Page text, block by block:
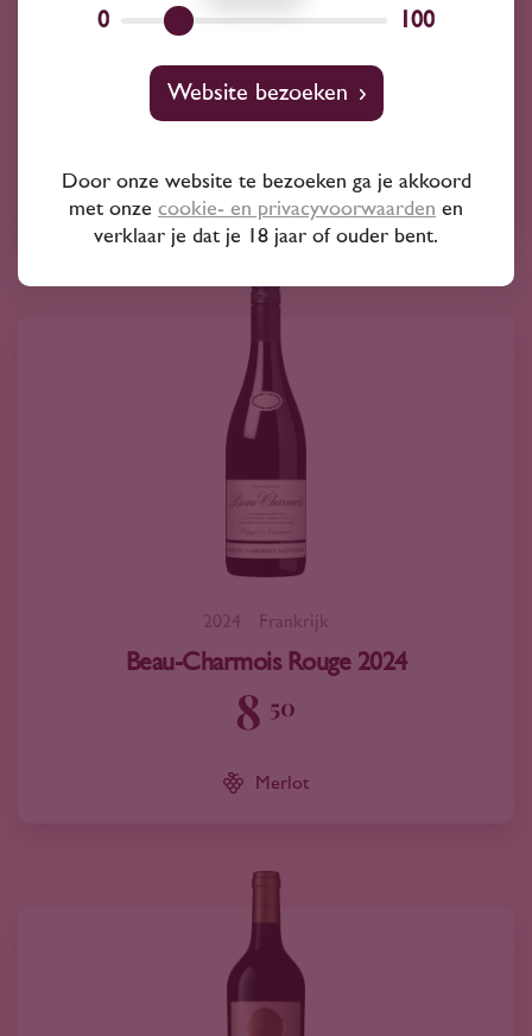
L'Ostal Estibals Minervois 2022
15 20
Famille j.m. cazes
2024 Frankrijk
Beau-Charmois Rouge 2024
8 50
Merlot
0 100
Website bezoeken
Door onze website te bezoeken ga je akkoord
met onze cookie- en privacyvoorwaarden en
verklaar je dat je 18 jaar of ouder bent.